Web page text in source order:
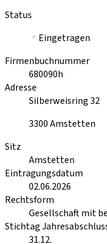
Status
Eingetragen
Firmenbuchnummer
680090h
Adresse
Silberweisring 32
3300Amstetten
Sitz
Amstetten
Eintragungsdatum
02.06.2026
Rechtsform
Gesellschaft mit
Stichtag
31.12.